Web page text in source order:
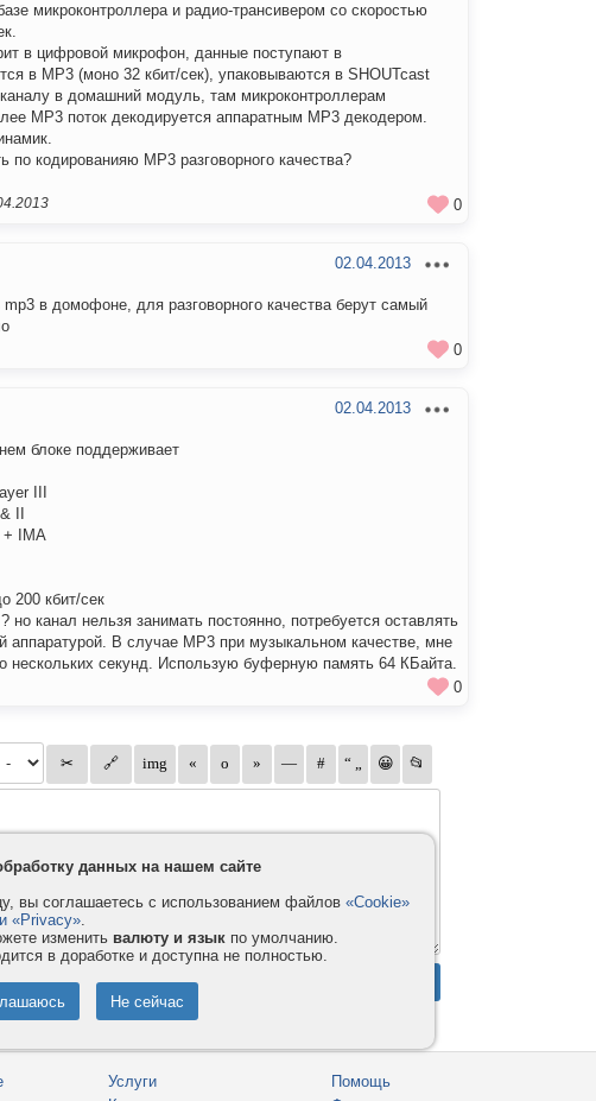
микроконтроллера и радио-трансивером со скоростью
в цифровой микрофон, данные поступают в
в MP3 (моно 32 кбит/сек), упаковываются в SHOUTcast
в домашний модуль, там микроконтроллерам
MP3 поток декодируется аппаратным MP3 декодером.
по кодированияю MP3 разговорного качества?
0
02.04.2013
в домофоне, для разговорного качества берут самый
0
02.04.2013
блоке поддерживает
III
II
+ IMA
200 кбит/сек
но канал нельзя занимать постоянно, потребуется оставлять
аппаратурой. В случае MP3 при музыкальном качестве, мне
нескольких секунд. Использую буферную память 64 КБайта.
0
Услуги
Помощь
данных на нашем сайте
вы соглашаетесь с использованием файлов «Cookie»
«Privacy».
изменить валюту и язык по умолчанию.
в доработке и доступна не полностью.